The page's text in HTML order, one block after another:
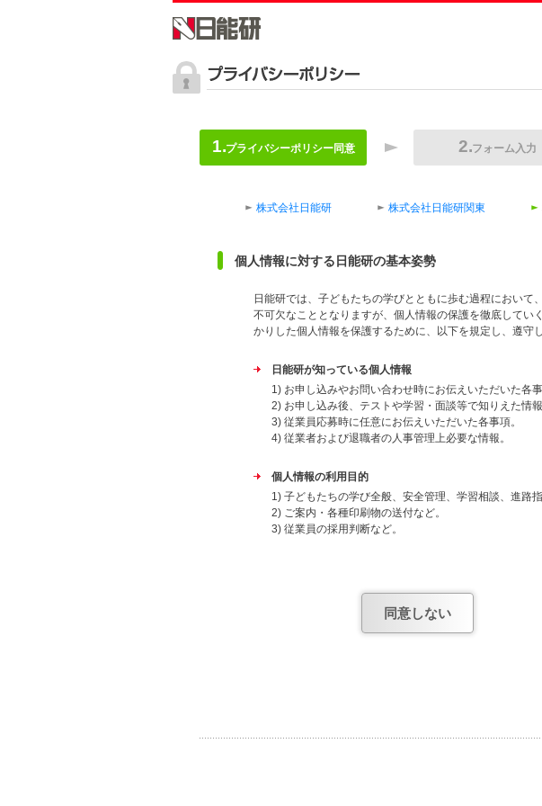
プライバシーポリシー同意 フォーム入力
株式会社日能研 株式会社日能研関東
個人情報に対する日能研の基本姿勢
日能研では、子どもたちの学びとともに歩む過程におい
不可欠なこととなりますが、個人情報の保護を徹底して
かりした個人情報を保護するために、以下を規定し、遵守
日能研が知っている個人情報
1) お申し込みやお問い合わせ時にお伝えいただいた各事
2) お申し込み後、テストや学習・面談等で知りえた情報
3) 従業員応募時に任意にお伝えいただいた各事項。
4) 従業者および退職者の人事管理上必要な情報。
個人情報の利用目的
1) 子どもたちの学び全般、安全管理、学習相談、進路指
2) ご案内・各種印刷物の送付など。
3) 従業員の採用判断など。
個人情報保護について安全確認がとれ、正式に契約を結
当社への個人情報の提出はあくまで任意のものです
日能研グループ（株式会社日能研・株式会社日能研関
同意しない